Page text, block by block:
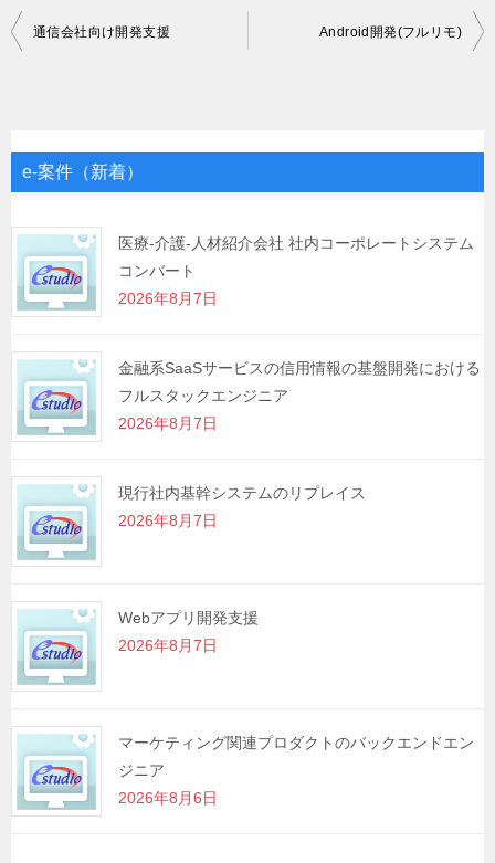
投
ゲ
シ
ョ
ン
通信会社向け開発支援 Android開発(フルリモ)
e-案件（新着）
医療-介護-人材紹介会社 社内コーポレートシステム
コンバート
2026年8月7日
金融系SaaSサービスの信用情報の基盤開発における
フルスタックエンジニア
2026年8月7日
現行社内基幹システムのリプレイス
2026年8月7日
Webアプリ開発支援
2026年8月7日
マーケティング関連プロダクトのバックエンドエン
ジニア
2026年8月6日